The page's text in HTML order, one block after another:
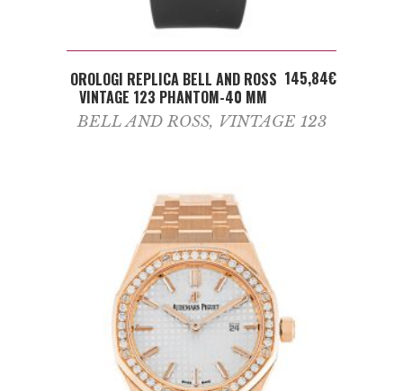
ADD TO CART
OROLOGI REPLICA BELL AND ROSS
VINTAGE 123 PHANTOM-40 MM
145,84€
BELL AND ROSS, VINTAGE 123